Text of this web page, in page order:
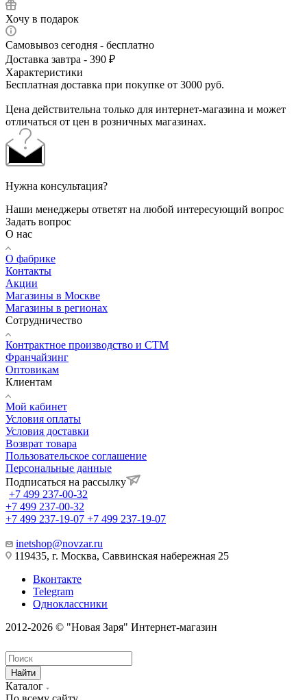
Хочу в подарок
Самовывоз сегодня - бесплатно
Доставка завтра - 390 ₽
Характеристики
Бесплатная доставка при покупке от 3000 руб.
Цена действительна только для интернет-магазина и может
отличаться от цен в розничных магазинах.
Нужна консультация?
Наши менеджеры ответят на любой интересующий вопрос
Задать вопрос
О нас
О фабрике
Контакты
Акции
Магазины в Москве
Магазины в регионах
Сотрудничество
Контрактное производство и СТМ
Франчайзинг
Оптовикам
Клиентам
Мой кабинет
Условия оплаты
Условия доставки
Возврат товара
Пользовательское соглашение
Персональные данные
Подписаться на рассылку
+7 499 237-00-32
+7 499 237-00-32
+7 499 237-19-07 +7 499 237-19-07
inetshop@novzar.ru
119435, г. Москва, Саввинская набережная 25
Вконтакте
Telegram
Одноклассники
2012-2026 © "Новая Заря" Интернет-магазин
Найти
Каталог